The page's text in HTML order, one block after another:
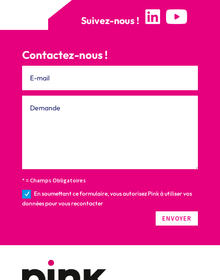
Suivez-nous !
Contactez-nous !
* = Champs Obligatoires
En soumettant ce formulaire, vous autorisez Pink à utiliser vos
données pour vous recontacter
ENVOYER